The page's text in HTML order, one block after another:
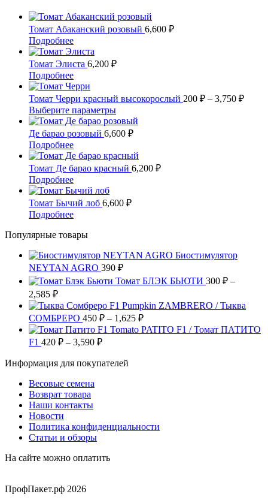
Томат Абаканский розовый 6,600 ₽
ПодробнееЭтот
товар
имеет
несколько
вариаций.
Опции
можно
выбрать
на
странице
товара.
Томат Элиста 6,200 ₽
ПодробнееЭтот
товар
имеет
несколько
вариаций.
Опции
можно
выбрать
на
странице
товара.
Томат Черри красный высокорослый 200 ₽ – 3,750 ₽
Выберите параметрыЭтот
товар
имеет
вариаций.
Опции
можно
странице
Де барао розовый 6,600 ₽
ПодробнееЭтот
товар
имеет
несколько
вариаций.
Опции
можно
выбрать
странице
товара.
Томат Де барао красный 6,200 ₽
ПодробнееЭтот
товар
имеет
несколько
вариаций.
Опции
выбрать
на
странице
товара.
Томат Бычий лоб 6,600 ₽
ПодробнееЭтот
имеет
вариаций.
Опции
можно
странице
товара.
Популярные товары
Биостимулятор
NEYTAN AGRO 390 ₽
Томат БЛЭК БЬЮТИ 300 ₽ –
2,585 ₽Диапазон
цен:
300 ₽
–
2,585 ₽
Pumpkin ZAMBRERO / Тыква
СОМБРЕРО 450 ₽ – 1,625 ₽Диапазон
цен:
Tomato PATITO F1 / Томат ПАТИТО
F1 420 ₽ – 3,590 ₽Диапазон
420 ₽
Информация для покупателей
Весовые семена
Возврат товара
Наши контакты
Новости
Политика конфиденциальности
Статьи и обзоры
На сайте можно оплатить
ПрофПакет.рф 2026